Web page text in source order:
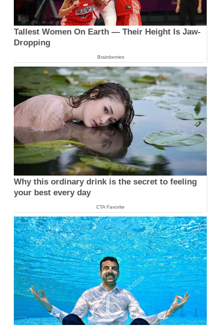
Tallest Women On Earth — Their Height Is Jaw-
Dropping
Brainberries
Why this ordinary drink is the secret to feeling
your best every day
CTA Favorite